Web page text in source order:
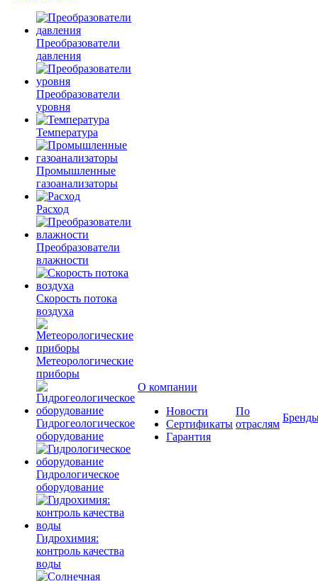
Преобразователи
давления
Преобразователи
уровня
Температура
Промышленные
газоанализаторы
Расход
Преобразователи
влажности
Скорость потока
воздуха
Метеорологические
приборы
Гидрогеологическое
оборудование
Гидрологическое
оборудование
Гидрохимия:
контроль качества
воды
О компании
Новости
Сертификаты
Гарантия
По
отраслям